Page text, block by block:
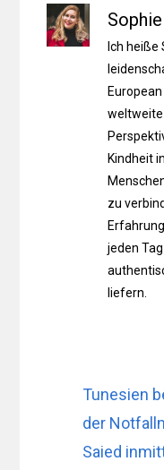
Ich heiße
weltweite
Kindheit
zu
jeden
liefern.
Tunesien
der
Saied